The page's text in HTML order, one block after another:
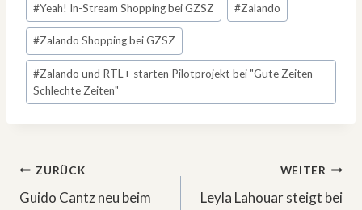
#Yeah! In-Stream Shopping bei GZSZ #Zalando
#Zalando Shopping bei GZSZ
#Zalando und RTL+ starten Pilotprojekt bei "Gute Zeiten
Schlechte Zeiten"
Beitragsnavigation
ZURÜCK
Guido Cantz neu beim
WEITER
Leyla Lahouar steigt bei